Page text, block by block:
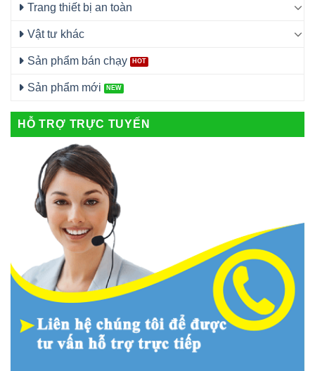
Trang thiết bị an toàn
Vật tư khác
Sản phẩm bán chạy
Sản phẩm mới
HỖ TRỢ TRỰC TUYẾN